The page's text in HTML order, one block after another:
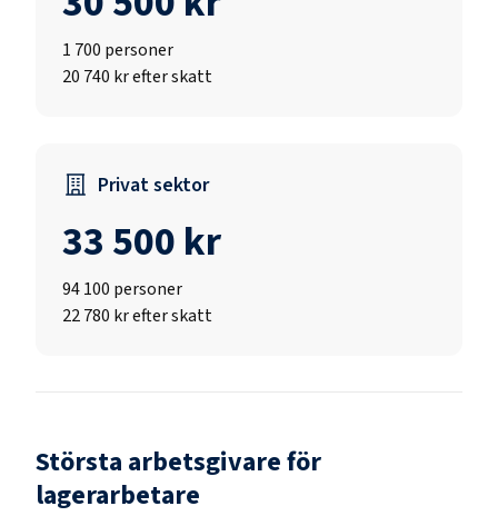
1 700 personer
20 740 kr efter skatt
Privat sektor
33 500 kr
94 100 personer
22 780 kr efter skatt
Största arbetsgivare för
lagerarbetare